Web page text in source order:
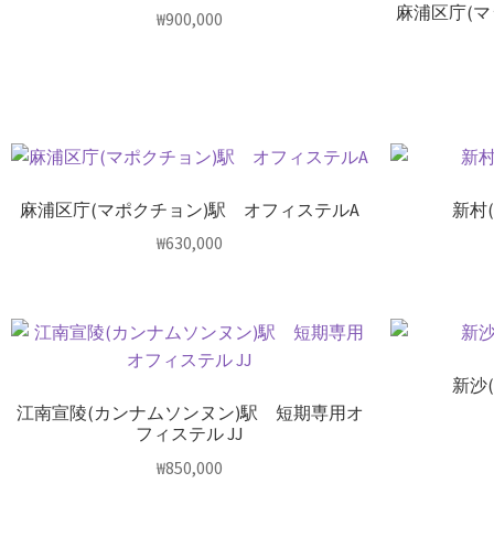
₩900,000 麻浦区庁(
麻浦区庁(マポクチョン)駅 オフィステルA
₩630,000
新村
江南宣陵(カンナムソンヌン)駅 短期専用オ
フィステル JJ
₩850,000
新沙